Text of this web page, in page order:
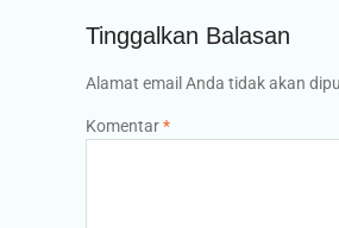
Tinggalkan Balasan
Alamat email Anda tidak akan
Komentar*